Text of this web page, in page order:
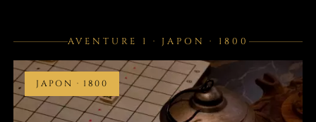
AVENTURE 1 · JAPON · 1800
JAPON · 1800